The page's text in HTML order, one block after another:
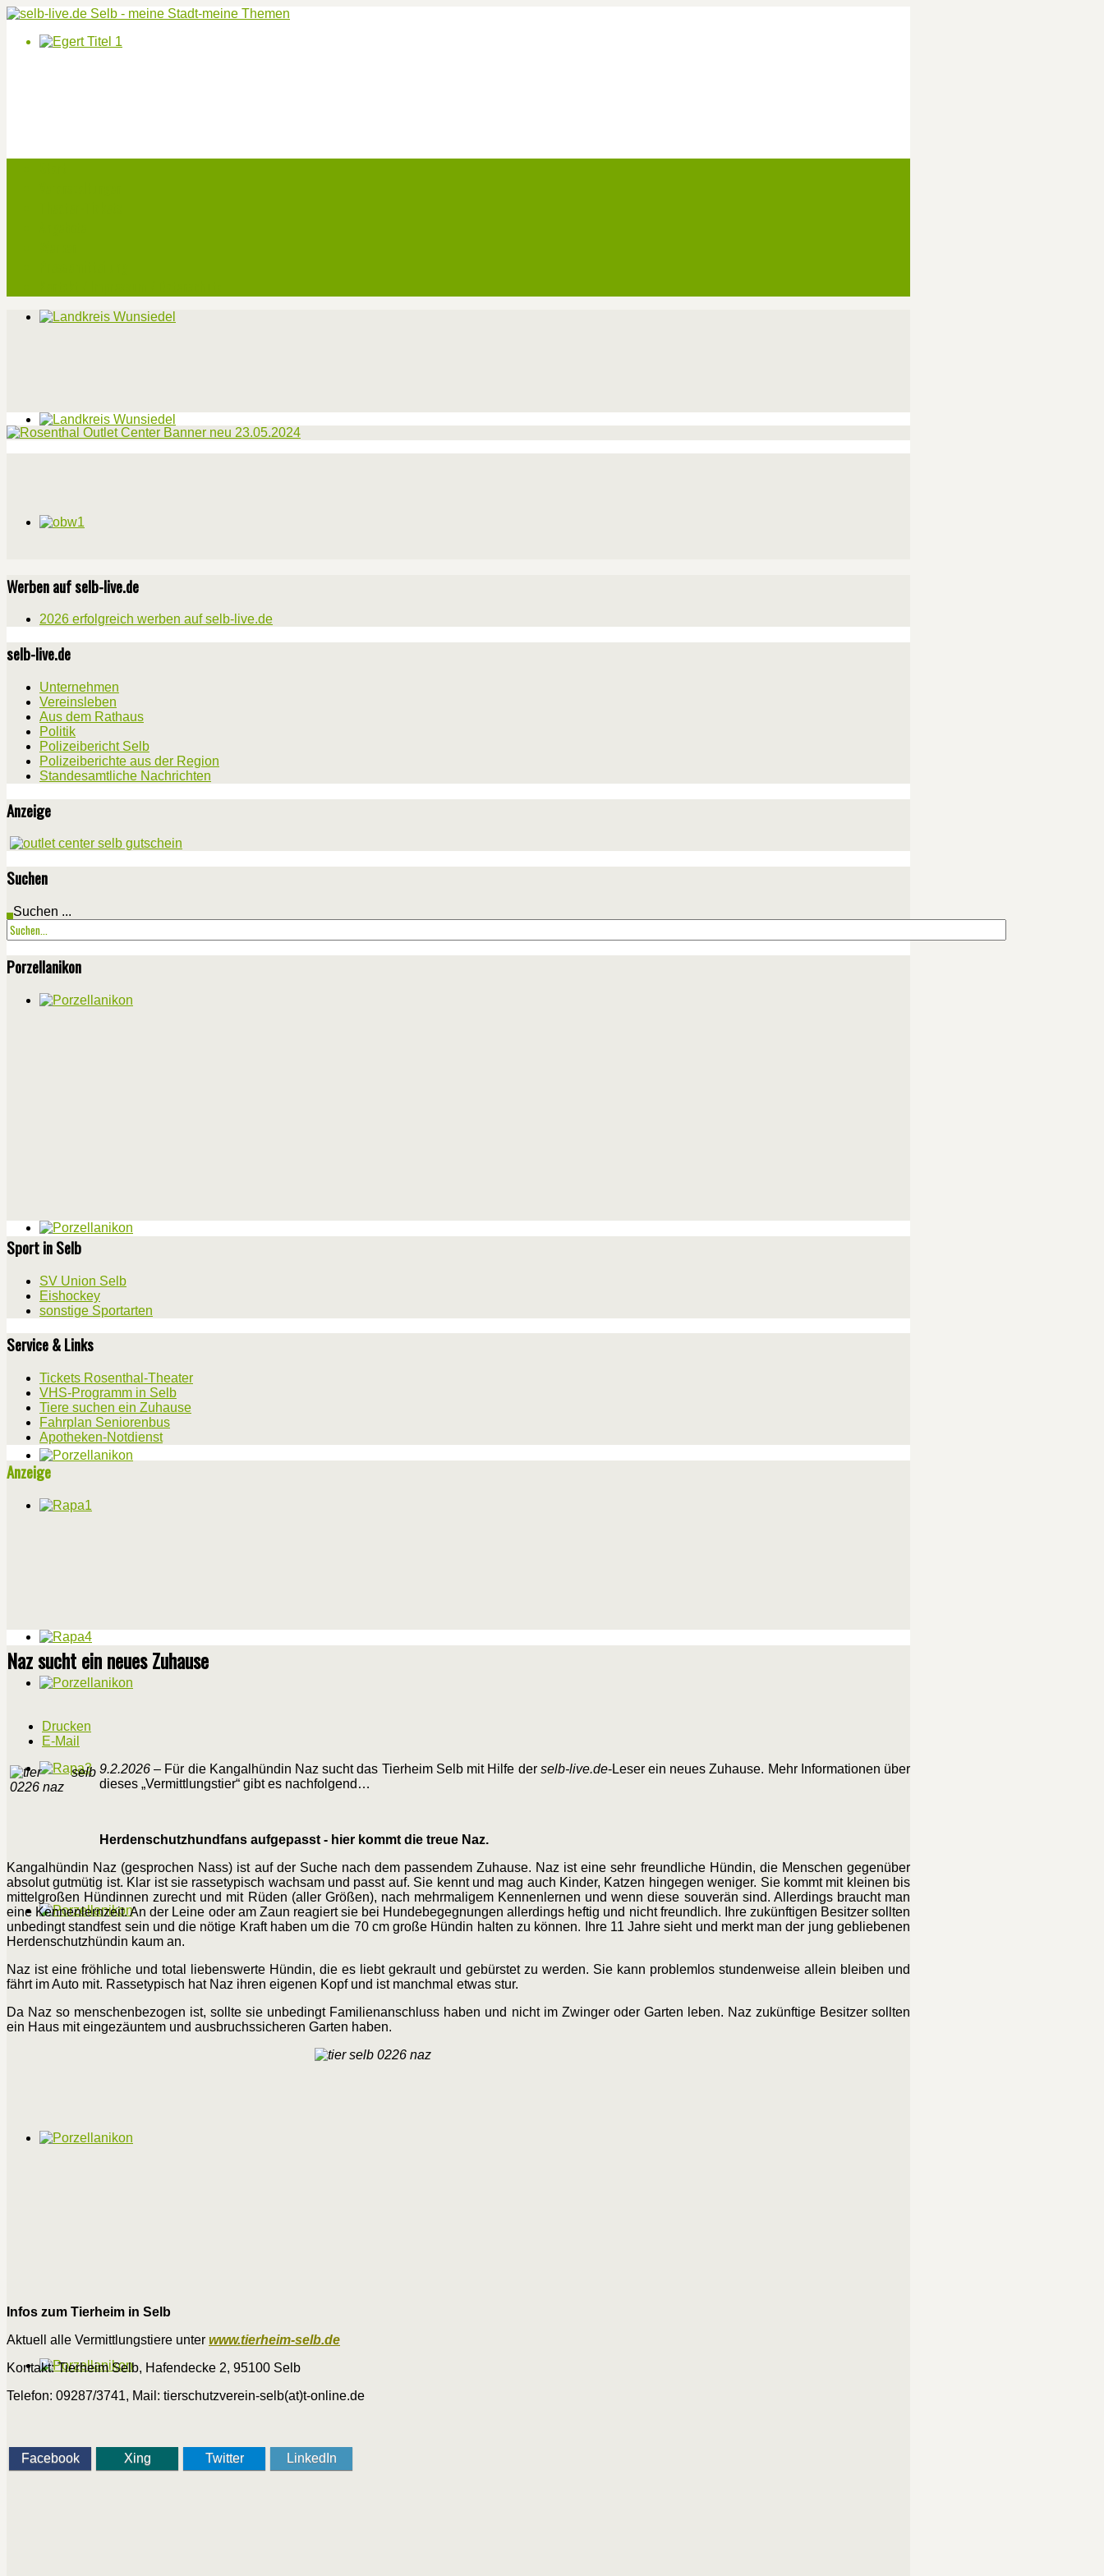
Werben auf selb-live.de
2026 erfolgreich werben auf selb-live.de
selb-live.de
Unternehmen
Vereinsleben
Aus dem Rathaus
Politik
Polizeibericht Selb
Polizeiberichte aus der Region
Standesamtliche Nachrichten
Anzeige
Suchen
Suchen ...
Porzellanikon
Sport in Selb
SV Union Selb
Eishockey
sonstige Sportarten
Service & Links
Tickets Rosenthal-Theater
VHS-Programm in Selb
Tiere suchen ein Zuhause
Fahrplan Seniorenbus
Apotheken-Notdienst
Anzeige
Naz sucht ein neues Zuhause
Drucken
E-Mail
9.2.2026 – Für die Kangalhündin Naz sucht das Tierheim Selb mit Hilfe der selb-live.de-Leser ein neues Zuhause. Mehr Informationen über
dieses „Vermittlungstier“ gibt es nachfolgend…
Herdenschutzhundfans aufgepasst - hier kommt die treue Naz.
Kangalhündin Naz (gesprochen Nass) ist auf der Suche nach dem passendem Zuhause. Naz ist eine sehr freundliche Hündin, die Menschen gegenüber
absolut gutmütig ist. Klar ist sie rassetypisch wachsam und passt auf. Sie kennt und mag auch Kinder, Katzen hingegen weniger. Sie kommt mit kleinen bis
mittelgroßen Hündinnen zurecht und mit Rüden (aller Größen), nach mehrmaligem Kennenlernen und wenn diese souverän sind. Allerdings braucht man
eine Kennenlernzeit. An der Leine oder am Zaun reagiert sie bei Hundebegegnungen allerdings heftig und nicht freundlich. Ihre zukünftigen Besitzer sollten
unbedingt standfest sein und die nötige Kraft haben um die 70 cm große Hündin halten zu können. Ihre 11 Jahre sieht und merkt man der jung gebliebenen
Herdenschutzhündin kaum an.
Naz ist eine fröhliche und total liebenswerte Hündin, die es liebt gekrault und gebürstet zu werden. Sie kann problemlos stundenweise allein bleiben und
fährt im Auto mit. Rassetypisch hat Naz ihren eigenen Kopf und ist manchmal etwas stur.
Da Naz so menschenbezogen ist, sollte sie unbedingt Familienanschluss haben und nicht im Zwinger oder Garten leben. Naz zukünftige Besitzer sollten
ein Haus mit eingezäuntem und ausbruchssicheren Garten haben.
Infos zum Tierheim in Selb
Aktuell alle Vermittlungstiere unter www.tierheim-selb.de
Kontakt: Tierheim Selb, Hafendecke 2, 95100 Selb
Telefon: 09287/3741, Mail: tierschutzverein-selb(at)t-online.de
Facebook Xing Twitter LinkedIn